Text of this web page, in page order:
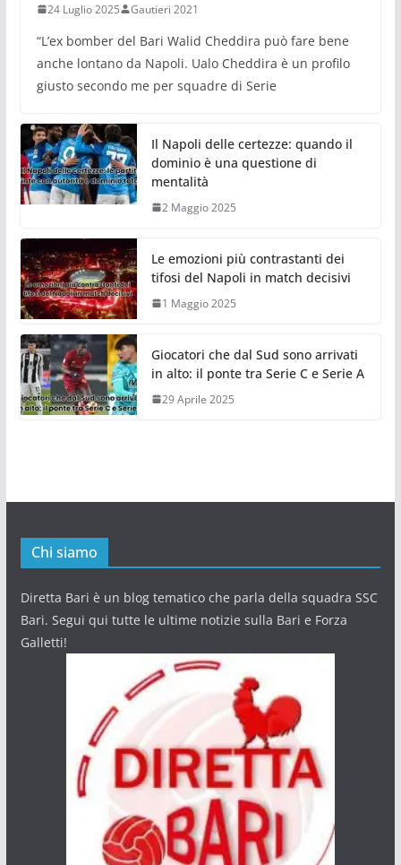
24 Luglio 2025 Gautieri 2021
“L’ex bomber del Bari Walid Cheddira può fare bene
anche lontano da Napoli. Ualo Cheddira è un profilo
giusto secondo me per squadre di Serie
Il Napoli delle certezze: quando il
dominio è una questione di
mentalità
2 Maggio 2025
Le emozioni più contrastanti dei
tifosi del Napoli in match decisivi
1 Maggio 2025
Giocatori che dal Sud sono arrivati
in alto: il ponte tra Serie C e Serie A
29 Aprile 2025
Chi siamo
Diretta Bari è un blog tematico che parla della squadra SSC
Bari. Segui qui tutte le ultime notizie sulla Bari e Forza
Galletti!